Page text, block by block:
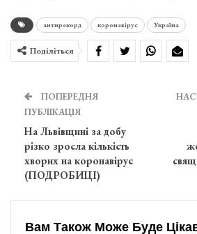
антирекорд коронавірус Україна
Поділіться
ПОПЕРЕДНЯ
ПУБЛІКАЦІЯ
На Львівщині за добу
різко зросла кількість
хворих на коронавірус
(ПОДРОБИЦІ)
Вам Також Може Буде